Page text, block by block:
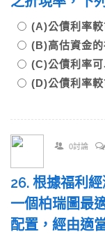
(A)公債利率
(B)高估資金
(C)公債利率
(D)公債利率較
0討論
26. 根據福利
一個柏瑞圖最
配置，經由適